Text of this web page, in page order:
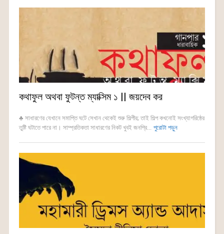
কথাফুল অথবা ফুটন্ত ম্যাক্সিম ১ || জয়দেব কর
♣ সাধারণের যেখানে সমাপ্তি ঘটে সেখান থেকেই শুরু শিল্পীর; তাই শিল্প কখনোই সংখ্যাগরিষ্ঠের
তুষ্টি ঘটাতে পারে না। সাম্প্রতিকতা সাধারণের নিকট খুবই জনপ্রি...
পুরোটা পড়ুন